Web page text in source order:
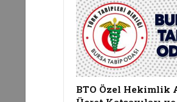
BTO Özel Hekimlik